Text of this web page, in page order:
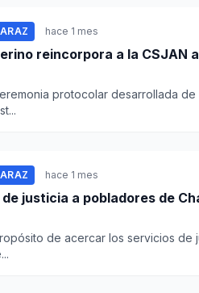
hace 1 mes
reincorpora a la CSJAN
protocolar desarrollada
hace 1 mes
justicia a pobladores de
de acercar los servicios de